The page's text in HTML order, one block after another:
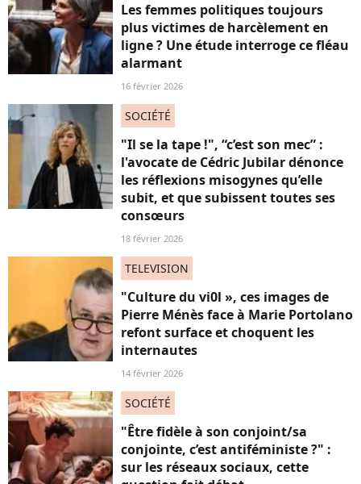
Les femmes politiques toujours
plus victimes de harcèlement en
ligne ? Une étude interroge ce fléau
alarmant
16 février 2026
SOCIÉTÉ
"Il se la tape !", “c’est son mec” :
l'avocate de Cédric Jubilar dénonce
les réflexions misogynes qu’elle
subit, et que subissent toutes ses
consœurs
18 février 2026
TELEVISION
"Culture du vi0l », ces images de
Pierre Ménès face à Marie Portolano
refont surface et choquent les
internautes
14 février 2026
SOCIÉTÉ
"Être fidèle à son conjoint/sa
conjointe, c’est antiféministe ?" :
sur les réseaux sociaux, cette